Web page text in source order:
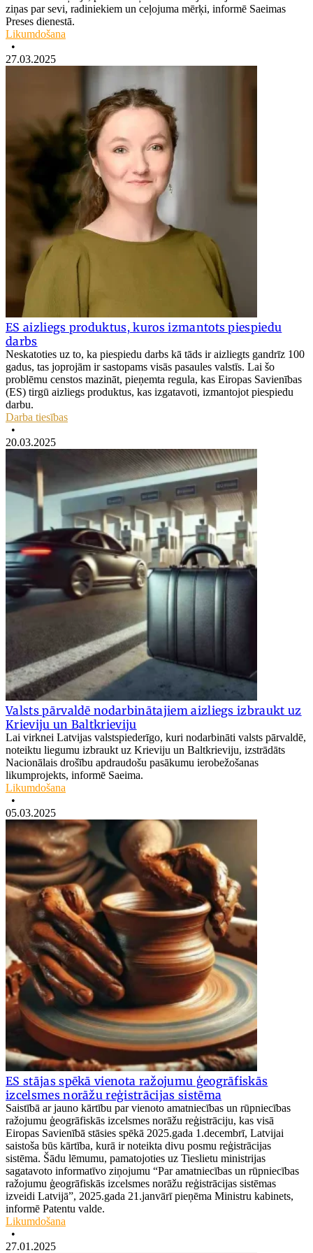
ziņas par sevi, radiniekiem un ceļojuma mērķi, informē Saeimas
Preses dienestā.
Likumdošana
•
27.03.2025
ES aizliegs produktus, kuros izmantots piespiedu
darbs
Neskatoties uz to, ka piespiedu darbs kā tāds ir aizliegts gandrīz 100
gadus, tas joprojām ir sastopams visās pasaules valstīs. Lai šo
problēmu censtos mazināt, pieņemta regula, kas Eiropas Savienības
(ES) tirgū aizliegs produktus, kas izgatavoti, izmantojot piespiedu
darbu.
Darba tiesības
•
20.03.2025
Valsts pārvaldē nodarbinātajiem aizliegs izbraukt uz
Krieviju un Baltkrieviju
Lai virknei Latvijas valstspiederīgo, kuri nodarbināti valsts pārvaldē,
noteiktu liegumu izbraukt uz Krieviju un Baltkrieviju, izstrādāts
Nacionālais drošību apdraudošu pasākumu ierobežošanas
likumprojekts, informē Saeima.
Likumdošana
•
05.03.2025
ES stājas spēkā vienota ražojumu ģeogrāfiskās
izcelsmes norāžu reģistrācijas sistēma
Saistībā ar jauno kārtību par vienoto amatniecības un rūpniecības
ražojumu ģeogrāfiskās izcelsmes norāžu reģistrāciju, kas visā
Eiropas Savienībā stāsies spēkā 2025.gada 1.decembrī, Latvijai
saistoša būs kārtība, kurā ir noteikta divu posmu reģistrācijas
sistēma. Šādu lēmumu, pamatojoties uz Tieslietu ministrijas
sagatavoto informatīvo ziņojumu “Par amatniecības un rūpniecības
ražojumu ģeogrāfiskās izcelsmes norāžu reģistrācijas sistēmas
izveidi Latvijā”, 2025.gada 21.janvārī pieņēma Ministru kabinets,
informē Patentu valde.
Likumdošana
•
27.01.2025